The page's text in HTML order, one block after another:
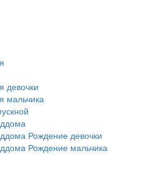
девочки
мальчика
Рождение девочки
Рождение мальчика